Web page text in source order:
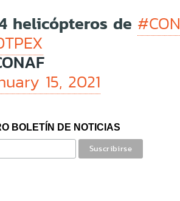
helicópteros de #CON
15, 2021
BOLETÍN DE NOTICIAS